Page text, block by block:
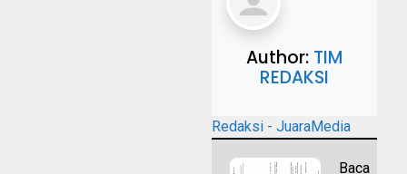
Author: TIM
REDAKSI
Redaksi - JuaraMedia
Baca